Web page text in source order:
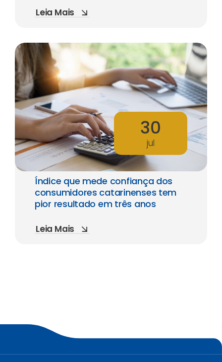
Leia Mais
30
jul
Índice que mede confiança dos
consumidores catarinenses tem
pior resultado em três anos
Leia Mais